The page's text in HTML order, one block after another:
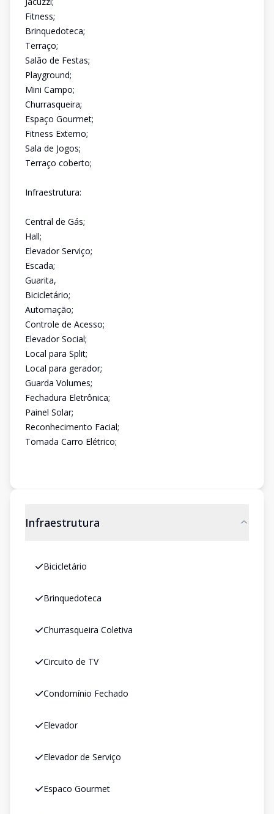
Fitness;
Brinquedoteca;
Terraço;
Salão de Festas;
Playground;
Mini Campo;
Churrasqueira;
Espaço Gourmet;
Fitness Externo;
Sala de Jogos;
Terraço coberto;
Infraestrutura:
Central de Gás;
Hall;
Elevador Serviço;
Escada;
Guarita,
Bicicletário;
Automação;
Controle de Acesso;
Elevador Social;
Local para Split;
Local para gerador;
Guarda Volumes;
Fechadura Eletrônica;
Painel Solar;
Reconhecimento Facial;
Tomada Carro Elétrico;
Infraestrutura
Bicicletário
Brinquedoteca
Churrasqueira Coletiva
Circuito de TV
Condomínio Fechado
Elevador
Elevador de Serviço
Espaco Gourmet